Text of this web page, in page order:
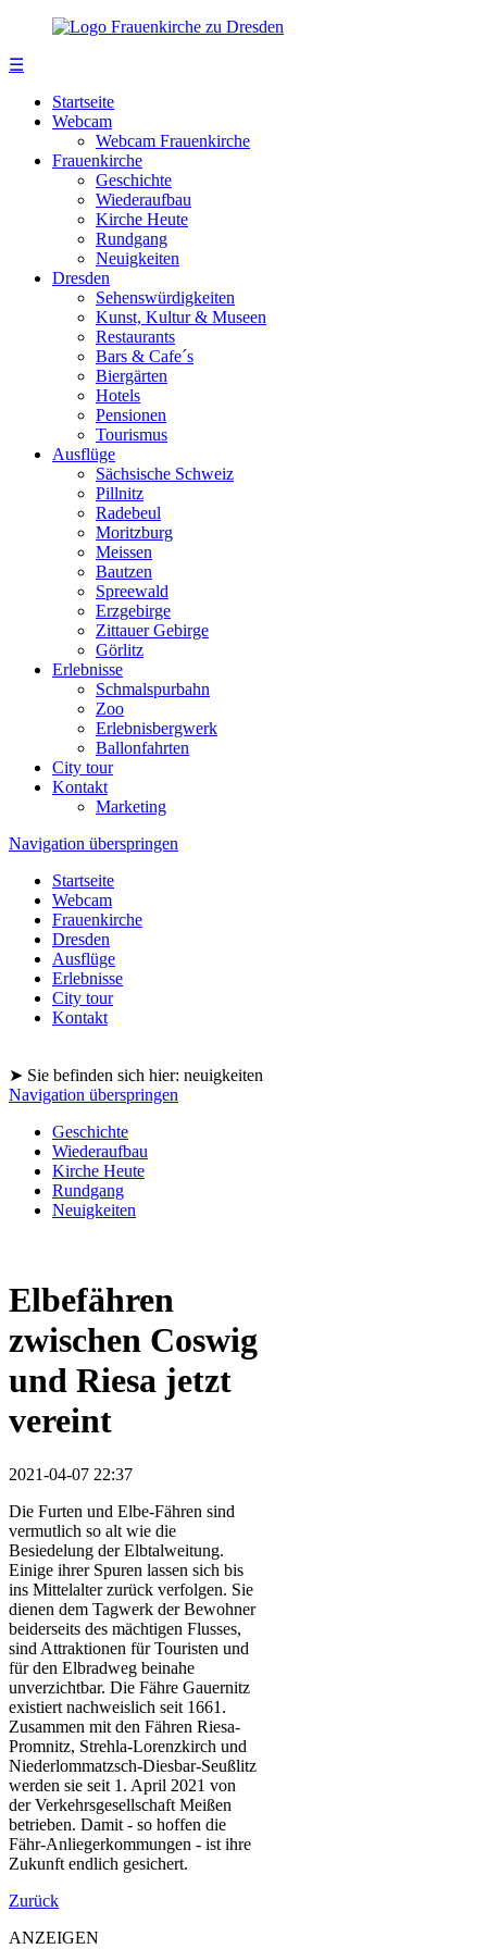
☰
Startseite
Webcam
Webcam Frauenkirche
Frauenkirche
Geschichte
Wiederaufbau
Kirche Heute
Rundgang
Neuigkeiten
Dresden
Sehenswürdigkeiten
Kunst, Kultur & Museen
Restaurants
Bars & Cafe´s
Biergärten
Hotels
Pensionen
Tourismus
Ausflüge
Sächsische Schweiz
Pillnitz
Radebeul
Moritzburg
Meissen
Bautzen
Spreewald
Erzgebirge
Zittauer Gebirge
Görlitz
Erlebnisse
Schmalspurbahn
Zoo
Erlebnisbergwerk
Ballonfahrten
City tour
Kontakt
Marketing
Navigation überspringen
Startseite
Webcam
Frauenkirche
Dresden
Ausflüge
Erlebnisse
City tour
Kontakt
➤ Sie befinden sich hier: neuigkeiten
Navigation überspringen
Geschichte
Wiederaufbau
Kirche Heute
Rundgang
Neuigkeiten
Elbefähren
zwischen Coswig
und Riesa jetzt
vereint
2021-04-07 22:37
Die Furten und Elbe-Fähren sind
vermutlich so alt wie die
Besiedelung der Elbtalweitung.
Einige ihrer Spuren lassen sich bis
ins Mittelalter zurück verfolgen. Sie
dienen dem Tagwerk der Bewohner
beiderseits des mächtigen Flusses,
sind Attraktionen für Touristen und
für den Elbradweg beinahe
unverzichtbar. Die Fähre Gauernitz
existiert nachweislich seit 1661.
Zusammen mit den Fähren Riesa-
Promnitz, Strehla-Lorenzkirch und
Niederlommatzsch-Diesbar-Seußlitz
werden sie seit 1. April 2021 von
der Verkehrsgesellschaft Meißen
betrieben. Damit - so hoffen die
Fähr-Anliegerkommungen - ist ihre
Zukunft endlich gesichert.
Zurück
ANZEIGEN